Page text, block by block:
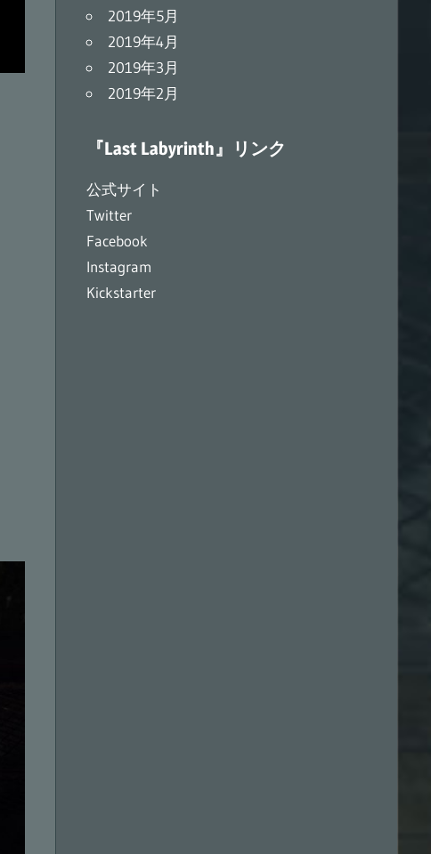
2019年5月
2019年4月
2019年3月
2019年2月
『Last Labyrinth』リンク
公式サイト
Twitter
Facebook
Instagram
Kickstarter